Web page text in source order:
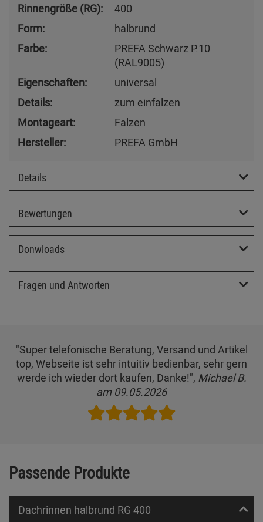
Rinnengröße (RG):
400
Form:
halbrund
Farbe:
PREFA Schwarz P.10
(RAL9005)
Eigenschaften:
universal
Details:
zum einfalzen
Montageart:
Falzen
Hersteller:
PREFA GmbH
Details
Bewertungen
Donwloads
Fragen und Antworten
"Super telefonische Beratung, Versand und Artikel
top, Webseite ist sehr intuitiv bedienbar, sehr gern
werde ich wieder dort kaufen, Danke!", Michael B.
am 09.05.2026
Passende Produkte
Dachrinnen halbrund RG 400